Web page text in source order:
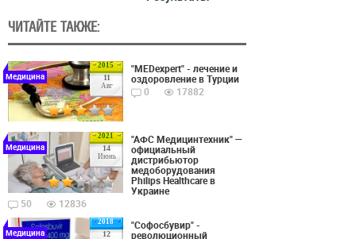
ЧИТАЙТЕ ТАКЖЕ:
2015
11
Авг
Медицина
"MEDexpert" - лечение и
оздоровление в Турции
0
17882
2021
14
Июнь
Медицина
"АФС Медицинтехник" —
официальный
дистрибьютор
медоборудования
Philips Healthcare в
Украине
50
12836
2018
12
Медицина
"Софосбувир" -
революционный